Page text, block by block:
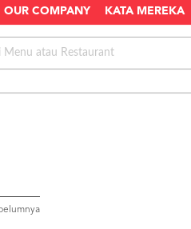
OUR COMPANY KATA MEREKA